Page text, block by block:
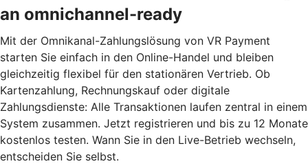
an omnichannel-ready
Mit der Omnikanal-Zahlungslösung von VR Payment
starten Sie einfach in den Online-Handel und bleiben
gleichzeitig flexibel für den stationären Vertrieb. Ob
Kartenzahlung, Rechnungskauf oder digitale
Zahlungsdienste: Alle Transaktionen laufen zentral in einem
System zusammen. Jetzt registrieren und bis zu 12 Monate
kostenlos testen. Wann Sie in den Live-Betrieb wechseln,
entscheiden Sie selbst.